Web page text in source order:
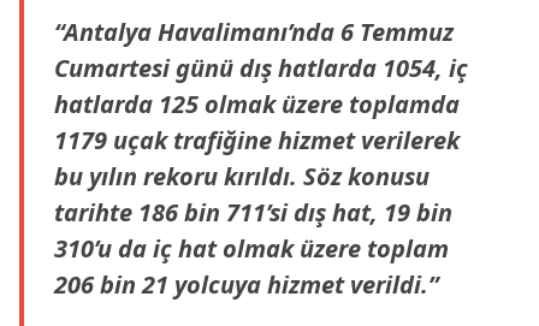
“Antalya Havalimanı’nda 6 Temmuz
Cumartesi günü dış hatlarda 1054, iç
hatlarda 125 olmak üzere toplamda
1179 uçak trafiğine hizmet verilerek
bu yılın rekoru kırıldı. Söz konusu
tarihte 186 bin 711’si dış hat, 19 bin
310’u da iç hat olmak üzere toplam
206 bin 21 yolcuya hizmet verildi.”